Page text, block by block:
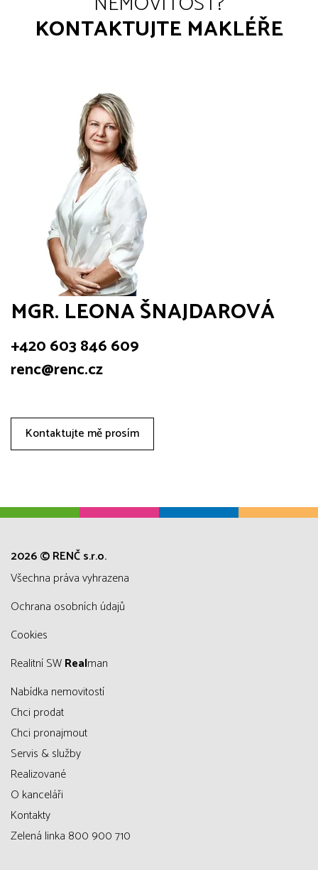
KONTAKTUJTE MAKLÉŘE
MGR. LEONA ŠNAJDAROVÁ
+420 603 846 609
renc@renc.cz
Kontaktujte mě prosím
2026 © RENČ s.r.o.
všechna práva vyhrazena
Ochrana osobních údajů
Cookies
Realitní SWRealman
Nabídka nemovitostí
Chci prodat
Chci pronajmout
Servis & služby
Realizované
O kanceláři
Kontakty
Zelená linka 800 900 710